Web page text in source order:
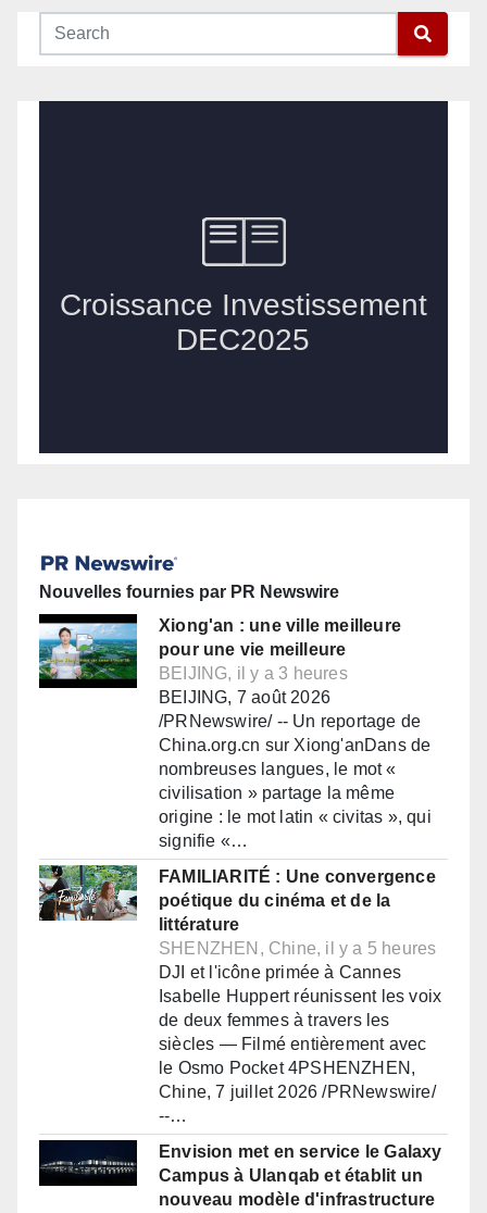
Nouvelles fournies par PR Newswire
Xiong'an : une ville meilleure
pour une vie meilleure
BEIJING, il y a 3 heures
BEIJING, 7 août 2026
/PRNewswire/ -- Un reportage de
China.org.cn sur Xiong'anDans de
nombreuses langues, le mot «
civilisation » partage la même
origine : le mot latin « civitas », qui
signifie «…
FAMILIARITÉ : Une convergence
poétique du cinéma et de la
littérature
SHENZHEN, Chine, il y a 5 heures
DJI et l'icône primée à Cannes
Isabelle Huppert réunissent les voix
de deux femmes à travers les
siècles — Filmé entièrement avec
le Osmo Pocket 4PSHENZHEN,
Chine, 7 juillet 2026 /PRNewswire/
--…
Envision met en service le Galaxy
Campus à Ulanqab et établit un
nouveau modèle d'infrastructure